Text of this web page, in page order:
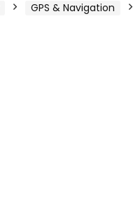
GPS & Navigation